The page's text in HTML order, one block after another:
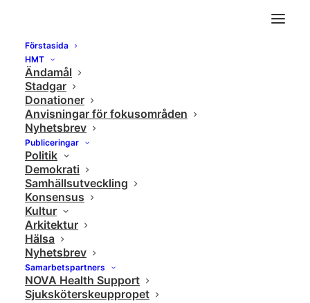
Förstasida
HMT
Ändamål
Stadgar
Donationer
Anvisningar för fokusområden
Nyhetsbrev
Publiceringar
Politik
Demokrati
Samhällsutveckling
Konsensus
Kultur
Arkitektur
Hälsa
Nyhetsbrev
Samarbetspartners
NOVA Health Support
Sjuksköterskeuppropet
Home Samhällsutveckling